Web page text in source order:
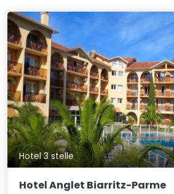
Hotel 3 stelle
Hotel Anglet Biarritz-Parme